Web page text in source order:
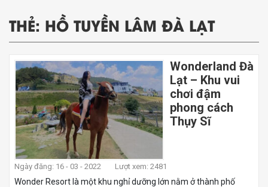
THẺ: HỒ TUYỀN LÂM ĐÀ LẠT
Wonderland Đà
Lạt – Khu vui
chơi đậm
phong cách
Thụy Sĩ
Ngày đăng: 16 - 03 - 2022 Lượt xem: 2481
Wonder Resort là một khu nghỉ dưỡng lớn nằm ở thành phố